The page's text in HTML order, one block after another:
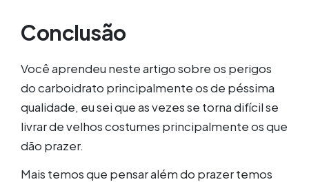
Conclusão
Você aprendeu neste artigo sobre os perigos
do carboidrato principalmente os de péssima
qualidade, eu sei que as vezes se torna difícil se
livrar de velhos costumes principalmente os que
dão prazer.
Mais temos que pensar além do prazer temos